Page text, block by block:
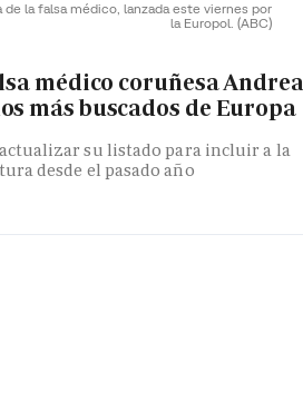
de la falsa médico, lanzada este viernes por
la Europol. (ABC)
médico coruñesa Andrea
más buscados de Europa
su listado para incluir a la
desde el pasado año